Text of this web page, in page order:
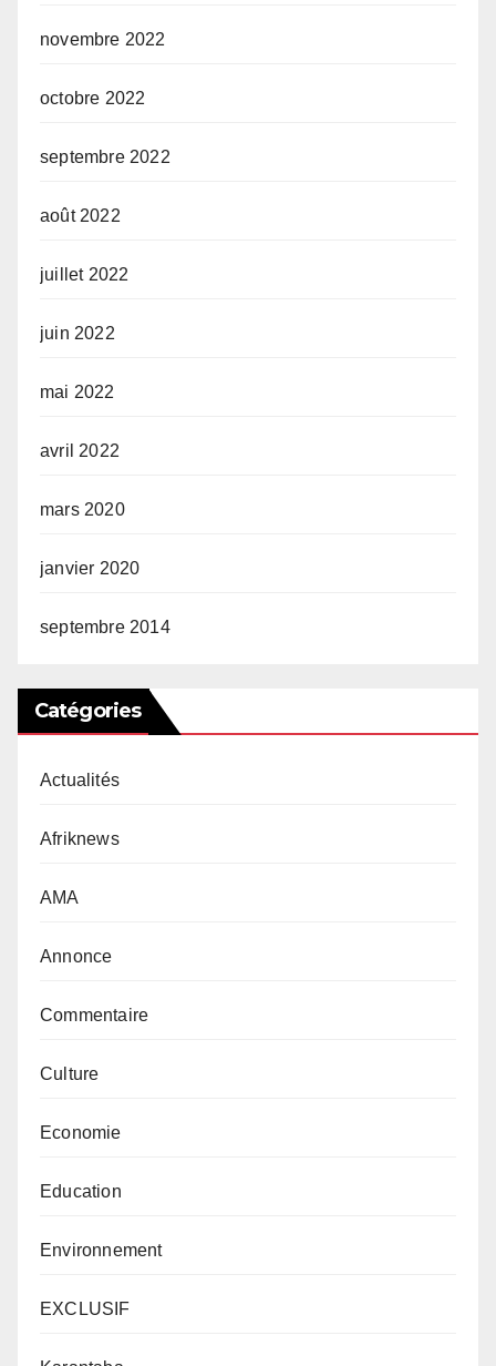
novembre 2022
octobre 2022
septembre 2022
août 2022
juillet 2022
juin 2022
mai 2022
avril 2022
mars 2020
janvier 2020
septembre 2014
Catégories
Actualités
Afriknews
AMA
Annonce
Commentaire
Culture
Economie
Education
Environnement
EXCLUSIF